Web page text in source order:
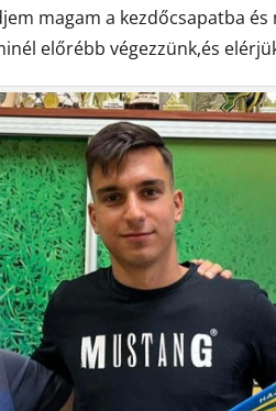
magam a kezdőcsapatba
előrébb végezzünk,és